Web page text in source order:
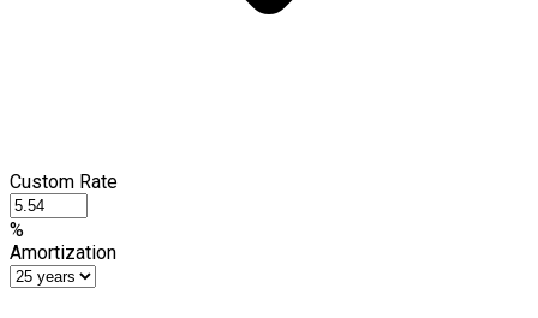
Custom Rate
%
Amortization